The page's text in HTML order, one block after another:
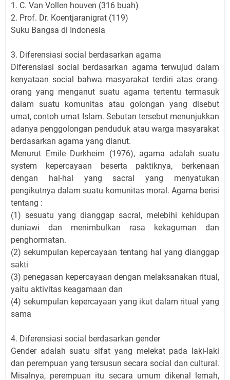
1. C. Van Vollen houven (316 buah)
2. Prof. Dr. Koentjaranigrat (119)
Suku Bangsa di Indonesia
3. Diferensiasi social berdasarkan agama
Diferensiasi social berdasarkan agama terwujud dalam
kenyataan social bahwa masyarakat terdiri atas orang-
orang yang menganut suatu agama tertentu termasuk
dalam suatu komunitas atau golongan yang disebut
umat, contoh umat Islam. Sebutan tersebut menunjukkan
adanya penggolongan penduduk atau warga masyarakat
berdasarkan agama yang dianut.
Menurut Emile Durkheim (1976), agama adalah suatu
system kepercayaan beserta paktiknya, berkenaan
dengan hal-hal yang sacral yang menyatukan
pengikutnya dalam suatu komunitas moral. Agama berisi
tentang :
(1) sesuatu yang dianggap sacral, melebihi kehidupan
duniawi dan menimbulkan rasa kekaguman dan
penghormatan.
(2) sekumpulan kepercayaan tentang hal yang dianggap
sakti
(3) penegasan kepercayaan dengan melaksanakan ritual,
yaitu aktivitas keagamaan dan
(4) sekumpulan kepercayaan yang ikut dalam ritual yang
sama
4. Diferensiasi social berdasarkan gender
Gender adalah suatu sifat yang melekat pada laki-laki
dan perempuan yang tersusun secara social dan cultural.
Misalnya, perempuan itu secara umum dikenal lemah,